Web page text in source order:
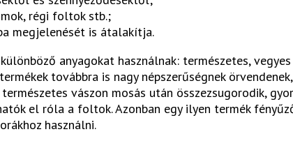
régi foltok stb.;
megjelenését is átalakítja.
anyagokat használnak: természetes, vegyes
továbbra is nagy népszerűségnek
vászon mosás után összezsugorodik,
el róla a foltok. Azonban egy ilyen termék
használni.